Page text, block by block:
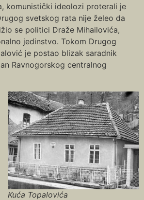
komunistički ideolozi proterali je
svetskog rata nije želeo da
se politici Draže Mihailovića,
jedinstvo. Tokom Drugog
je postao blizak saradnik
Ravnogorskog centralnog
Kuća Topalovića